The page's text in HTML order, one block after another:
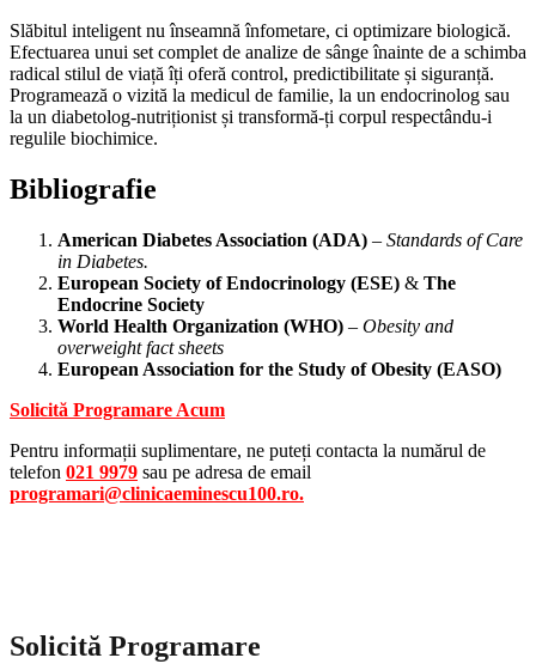
Slăbitul inteligent nu înseamnă înfometare, ci optimizare biologică.
Efectuarea unui set complet de analize de sânge înainte de a schimba
radical stilul de viață îți oferă control, predictibilitate și siguranță.
Programează o vizită la medicul de familie, la un endocrinolog sau
la un diabetolog-nutriționist și transformă-ți corpul respectându-i
regulile biochimice.
Bibliografie
American Diabetes Association (ADA) – Standards of Care
in Diabetes.
European Society of Endocrinology (ESE) & The
Endocrine Society
World Health Organization (WHO) – Obesity and
overweight fact sheets
European Association for the Study of Obesity (EASO)
Solicită Programare Acum
Pentru informații suplimentare, ne puteți contacta la numărul de
telefon 021 9979 sau pe adresa de email
programari@clinicaeminescu100.ro.
Solicită Programare